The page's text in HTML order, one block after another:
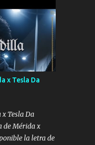
a todos yo les
malcriado un
no saben nada
hay gente
de level
veces me pongo
la cachucha de
alto A veces
fajó una
las
es que hago
x Tesla Da
Tesla Da
de Mérida x
la letra de